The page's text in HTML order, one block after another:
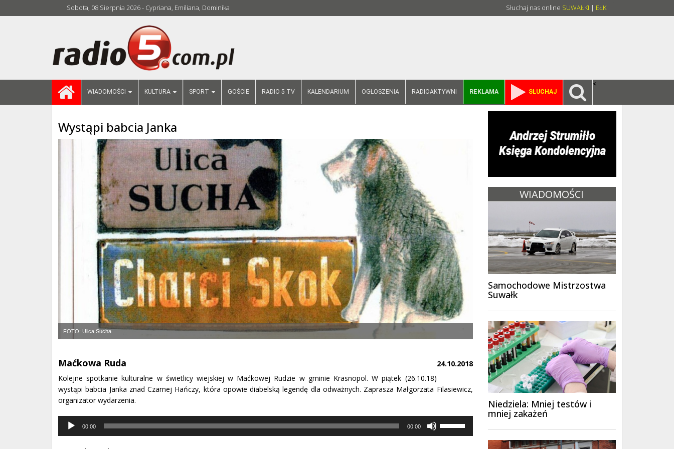
Sobota, 08 Sierpnia 2026 - Cypriana, Emiliana, Dominika Słuchaj nas online SUWAŁKI | EŁK
WIADOMOŚCI KULTURA SPORT GOŚCIE
<
RADIO 5 TV KALENDARIUM OGŁOSZENIA RADIOAKTYWNI REKLAMA SŁUCHAJ
Wystąpi babcia Janka
FOTO: Ulica Sucha
24.10.2018
Maćkowa Ruda
Kolejne spotkanie kulturalne w świetlicy wiejskiej w Maćkowej Rudzie w gminie Krasnopol. W piątek (26.10.18)
wystąpi babcia Janka znad Czarnej Hańczy, która opowie diabelską legendę dla odważnych. Zaprasza Małgorzata Filasiewicz,
organizator wydarzenia.
Odtwarzacz
muzyki
00:00 00:00
strzałek
WIADOMOŚCI
Samochodowe Mistrzostwa
Suwałk
Niedziela: Mniej testów i
mniej zakażeń